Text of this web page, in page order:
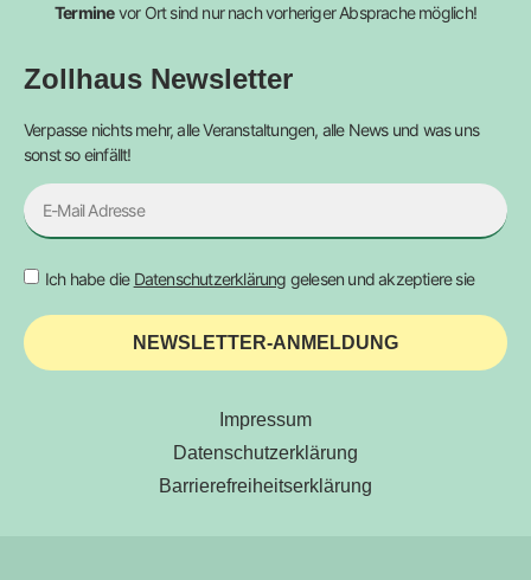
Terminevor Ort sind nur nach vorheriger Absprache möglich!
Zollhaus Newsletter
Verpasse nichts mehr, alle Veranstaltungen, alle News und was uns
sonst so einfällt!
Ich habe die Datenschutzerklärung gelesen und akzeptiere sie
NEWSLETTER-ANMELDUNG
Impressum
Datenschutzerklärung
Barrierefreiheitserklärung